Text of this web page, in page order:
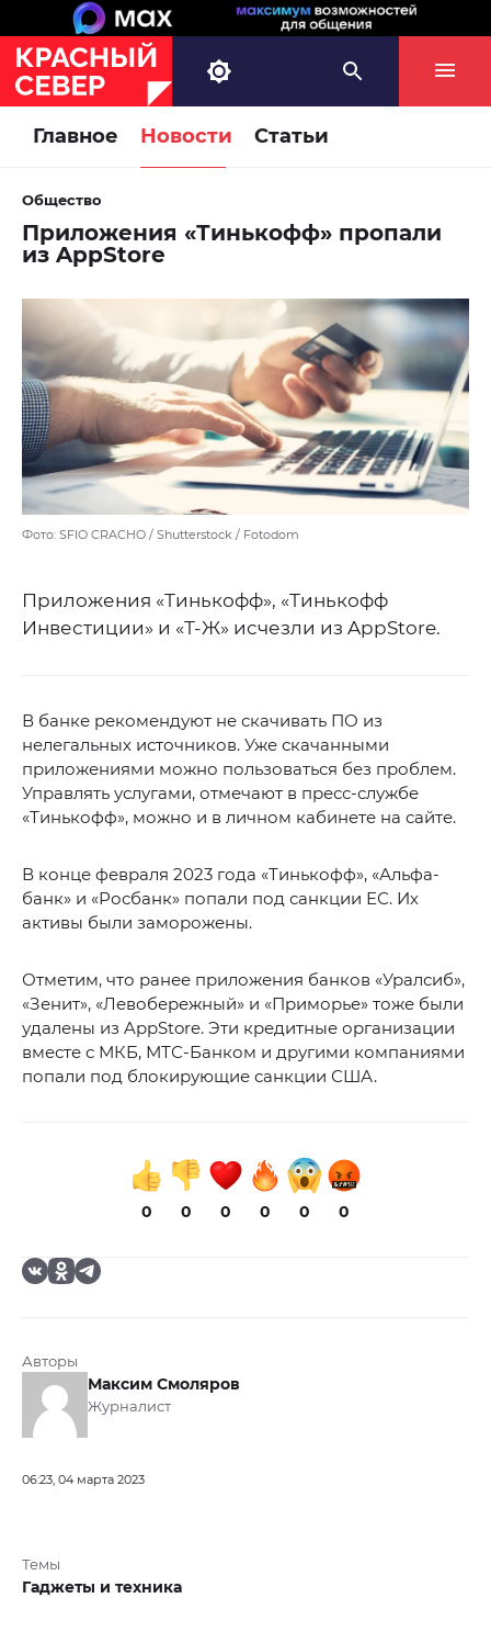
Главное Новости Статьи
Общество
Приложения «Тинькофф» пропали
из AppStore
Фото: SFIO CRACHO / Shutterstock / Fotodom
Приложения «Тинькофф», «Тинькофф
Инвестиции» и «Т-Ж» исчезли из AppStore.
В банке рекомендуют не скачивать ПО из
нелегальных источников. Уже скачанными
приложениями можно пользоваться без проблем.
Управлять услугами, отмечают в пресс-службе
«Тинькофф», можно и в личном кабинете на сайте.
В конце февраля 2023 года «Тинькофф», «Альфа-
банк» и «Росбанк» попали под санкции ЕС. Их
активы были заморожены.
Отметим, что ранее приложения банков «Уралсиб»,
«Зенит», «Левобережный» и «Приморье» тоже были
удалены из AppStore. Эти кредитные организации
вместе с МКБ, МТС-Банком и другими компаниями
попали под блокирующие санкции США.
0 0 0 0 0 0
Авторы
Максим Смоляров
Журналист
06:23, 04 марта 2023
Темы
Гаджеты и техника